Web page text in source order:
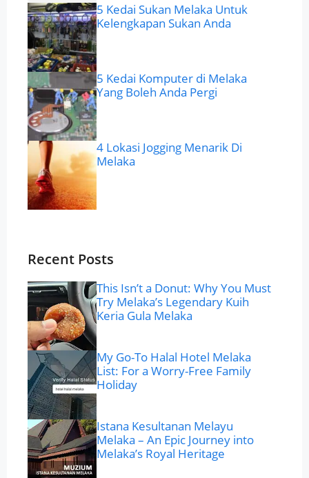
5 Kedai Sukan Melaka Untuk
Kelengkapan Sukan Anda
5 Kedai Komputer di Melaka
Yang Boleh Anda Pergi
4 Lokasi Jogging Menarik Di
Melaka
Recent Posts
This Isn’t a Donut: Why You Must
Try Melaka’s Legendary Kuih
Keria Gula Melaka
My Go-To Halal Hotel Melaka
List: For a Worry-Free Family
Holiday
Istana Kesultanan Melayu
Melaka – An Epic Journey into
Melaka’s Royal Heritage